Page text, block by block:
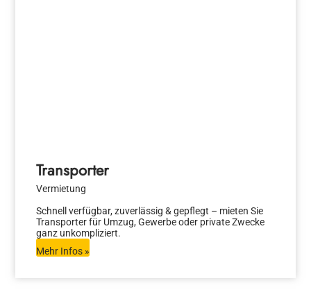
Transporter
Vermietung
Schnell verfügbar, zuverlässig & gepflegt – mieten Sie
Transporter für Umzug, Gewerbe oder private Zwecke
ganz unkompliziert.
Mehr Infos »